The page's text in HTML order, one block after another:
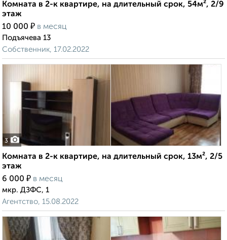
Комната в 2-к квартире, на длительный срок, 54м², 2/9
этаж
10 000 ₽ в месяц
Подъячева 13
Собственник, 17.02.2022
3
Комната в 2-к квартире, на длительный срок, 13м², 2/5
этаж
6 000 ₽ в месяц
мкр. ДЗФС, 1
Агентство, 15.08.2022